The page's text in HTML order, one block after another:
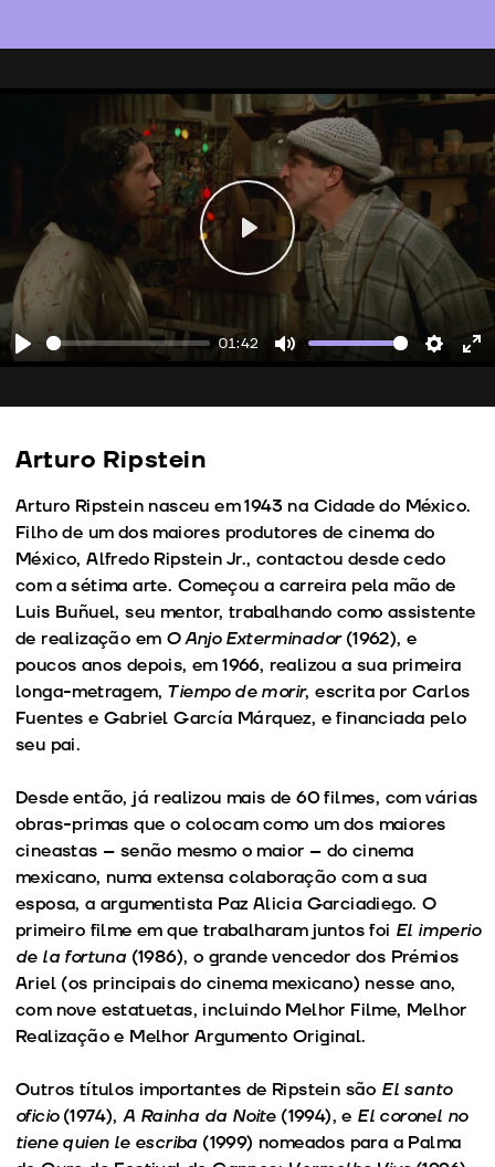
Play
01:42
Play
Arturo Ripstein
Arturo Ripstein nasceu em 1943 na Cidade do México.
Filho de um dos maiores produtores de cinema do
México, Alfredo Ripstein Jr., contactou desde cedo
com a sétima arte. Começou a carreira pela mão de
Luis Buñuel, seu mentor, trabalhando como assistente
de realização em O Anjo Exterminador(1962), e
poucos anos depois, em 1966, realizou a sua primeira
longa-metragem, Tiempo de morir, escrita por Carlos
Fuentes e Gabriel García Márquez, e financiada pelo
seu pai.
Desde então, já realizou mais de 60 filmes, com várias
obras-primas que o colocam como um dos maiores
cineastas – senão mesmo o maior – do cinema
mexicano, numa extensa colaboração com a sua
esposa, a argumentista Paz Alicia Garciadiego. O
primeiro filme em que trabalharam juntos foi El imperio
de la fortuna (1986), o grande vencedor dos Prémios
Ariel (os principais do cinema mexicano) nesse ano,
com nove estatuetas, incluindo Melhor Filme, Melhor
Realização e Melhor Argumento Original.
Outros títulos importantes de Ripstein são El santo
oficio(1974),A Rainha da Noite(1994), e El coronel no
tiene quien le escriba (1999) nomeados para a Palma